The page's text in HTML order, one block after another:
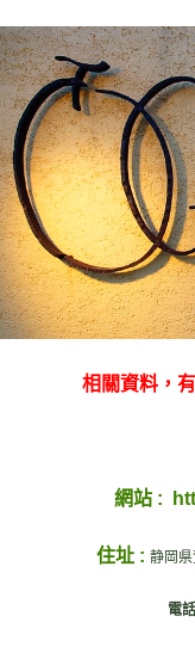
相關資料，
網站 :
住址 : 静岡
電